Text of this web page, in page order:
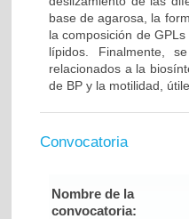
base de agarosa, la
la composición de
lípidos. Finalmente,
relacionados a la
de BP y la motilidad,
Convocatoria
Nombre de la
convocatoria: